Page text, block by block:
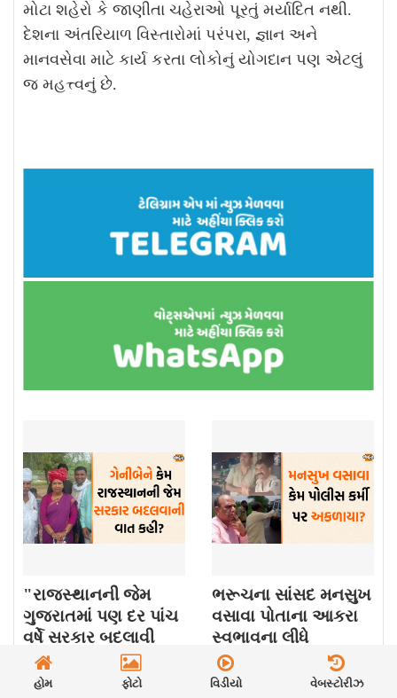
મોટા શહેરો કે જાણીતા ચહેરાઓ પૂરતું મર્યાદિત નથી.
દેશના અંતરિયાળ વિસ્તારોમાં પરંપરા, જ્ઞાન અને
માનવસેવા માટે કાર્ય કરતા લોકોનું યોગદાન પણ એટલું
જ મહત્ત્વનું છે.
"રાજસ્થાનની જેમ
ગુજરાતમાં પણ દર પાંચ
વર્ષે સરકાર બદલાવી
જોઈએ." આ શબ્દો છે ,
બનાસકાંઠાના MP
ભરૂચના સાંસદ મનસુખ
વસાવા પોતાના આકરા
સ્વભાવના લીધે
અવારનવાર ચર્ચામાં રહે
છે. કોઈક વાર તેઓ
હોમ ફોટો વિડીયો વેબસ્ટોરીઝ